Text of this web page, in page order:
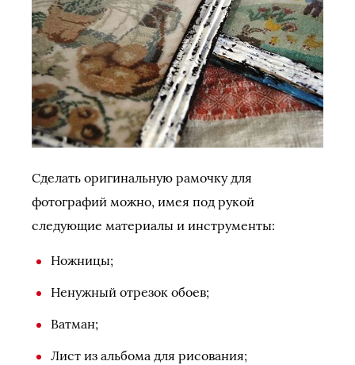
Сделать оригинальную рамочку для
фотографий можно, имея под рукой
следующие материалы и инструменты:
Ножницы;
Ненужный отрезок обоев;
Ватман;
Лист из альбома для рисования;